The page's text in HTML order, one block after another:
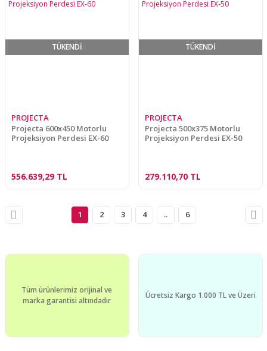
TÜKENDİ
PROJECTA
Projecta 600x450 Motorlu
Projeksiyon Perdesi EX-60
556.639,29 TL
TÜKENDİ
PROJECTA
Projecta 500x375 Motorlu
Projeksiyon Perdesi EX-50
279.110,70 TL
1 2 3 4 .. 6
Tüm ürünlerimiz orijinal ve
marka garantisi altındadır
Ücretsiz Kargo 1.000 TL ve Üzeri